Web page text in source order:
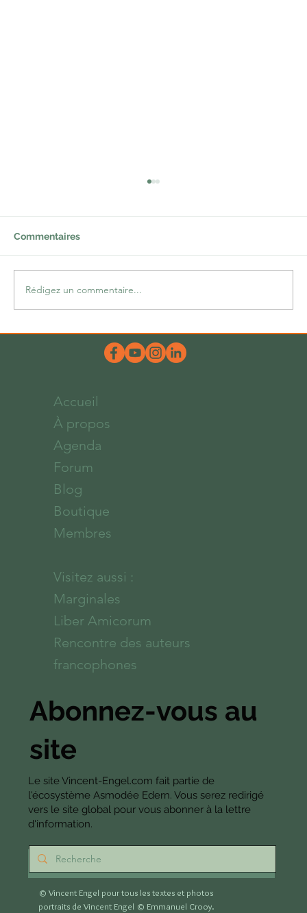
La crise – ou plutôt les crises – qui secoue le
Proche-Orient depuis longtemps est d’une
quelques...
Commentaires
Rédigez un commentaire...
© Vincent Engel pour tous les textes et photos
portraits de Vincent Engel © Emmanuel Crooy.
Abonnez-vous au
site
Le site Vincent-Engel.com fait partie de
l'écosystème Asmodée Edern. Vous serez redirigé
vers le site global pour vous abonner à la lettre
d'information.
Accueil
À propos
Agenda
Forum
Blog
Boutique
Membres
Visitez aussi :
Marginales
Liber Amicorum
Rencontre des auteurs
francophones